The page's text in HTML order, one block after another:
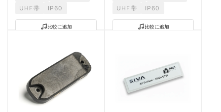
UHF帯
IP60
比較に追加
UHF帯
IP60
比較に追加